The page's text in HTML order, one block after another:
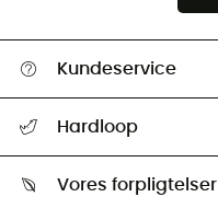
Kundeservice
Returnering & Tilbagebetaling
Hardloop
Vores forpligtelser